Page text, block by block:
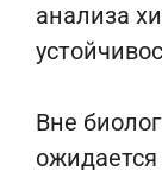
анализа
Вне